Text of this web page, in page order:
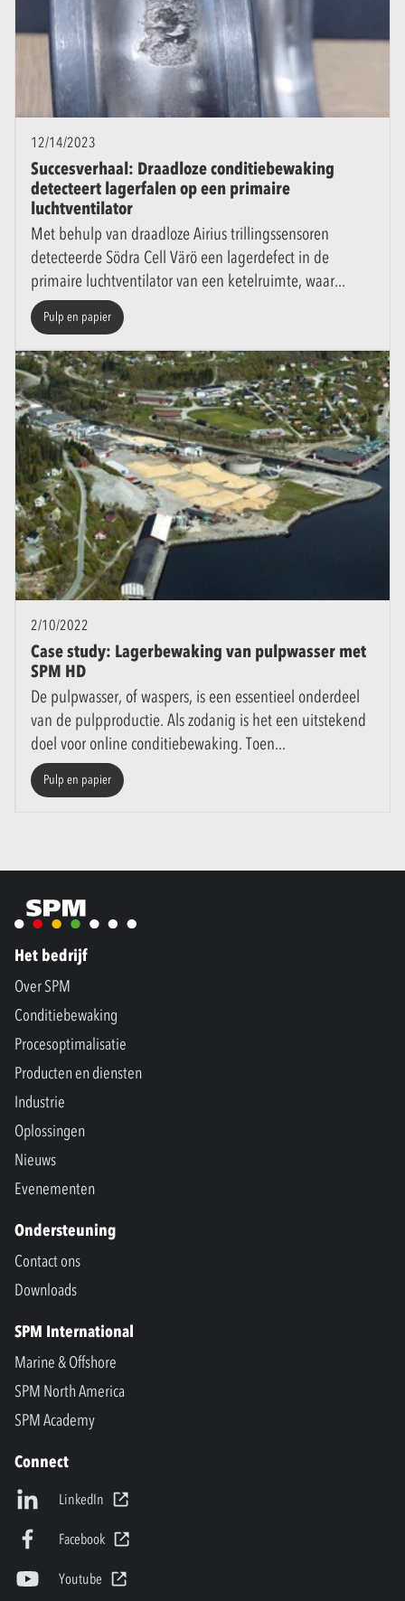
12/14/2023
Succesverhaal: Draadloze conditiebewaking
detecteert lagerfalen op een primaire
luchtventilator
Met behulp van draadloze Airius trillingssensoren
detecteerde Södra Cell Värö een lagerdefect in de
primaire luchtventilator van een ketelruimte, waar
Pulp en papier
2/10/2022
Case study: Lagerbewaking van pulpwasser met
SPM HD
De pulpwasser, of waspers, is een essentieel onderdeel
van de pulpproductie. Als zodanig is het een uitstekend
doel voor online conditiebewaking. Toen
Pulp en papier
Het bedrijf
Over SPM
Conditiebewaking
Procesoptimalisatie
Producten en diensten
Industrie
Oplossingen
Nieuws
Evenementen
Ondersteuning
Contact ons
Downloads
SPM International
Marine & Offshore
SPM North America
SPM Academy
Connect
LinkedIn
Facebook
Youtube